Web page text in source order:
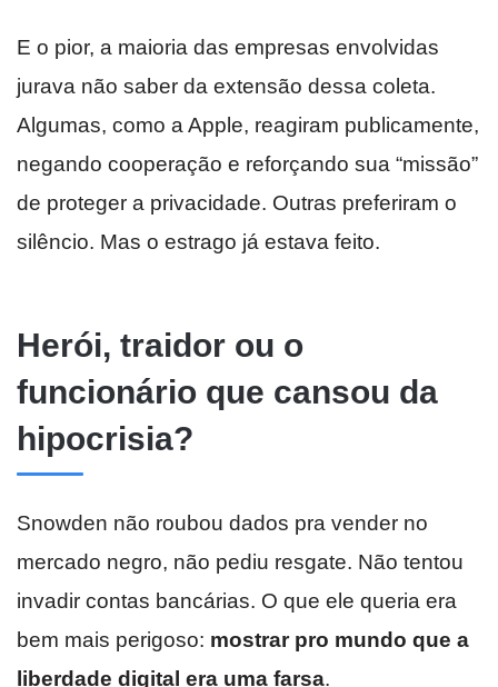
E o pior, a maioria das empresas envolvidas
jurava não saber da extensão dessa coleta.
Algumas, como a Apple, reagiram publicamente,
negando cooperação e reforçando sua “missão”
de proteger a privacidade. Outras preferiram o
silêncio. Mas o estrago já estava feito.
Herói, traidor ou o
funcionário que cansou da
hipocrisia?
Snowden não roubou dados pra vender no
mercado negro, não pediu resgate. Não tentou
invadir contas bancárias. O que ele queria era
bem mais perigoso: mostrar pro mundo que a
liberdade digital era uma farsa.